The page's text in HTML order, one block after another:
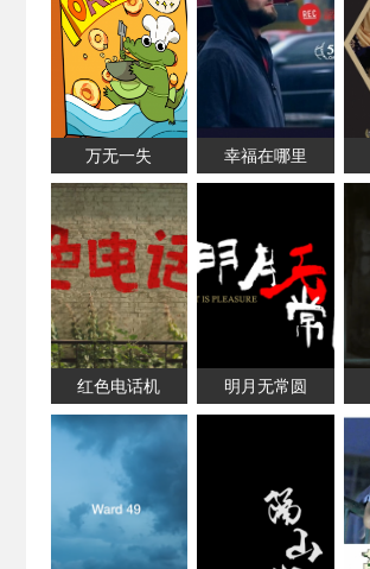
万无一失 幸福在哪里
红色电话机 明月无常圆